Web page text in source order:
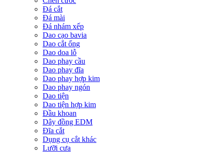
Đá cắt
Đá mài
Đá nhám xếp
Dao cạo bavia
Dao cắt ống
Dao doa lỗ
Dao phay cầu
Dao phay đĩa
Dao phay hợp kim
Dao phay ngón
Dao tiện
Dao tiện hợp kim
Đầu khoan
Dây đồng EDM
Đĩa cắt
Dụng cụ cắt khác
Lưỡi cưa